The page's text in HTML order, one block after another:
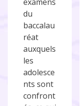
examens
du
baccalau
réat
auxquels
les
adolesce
nts sont
confront